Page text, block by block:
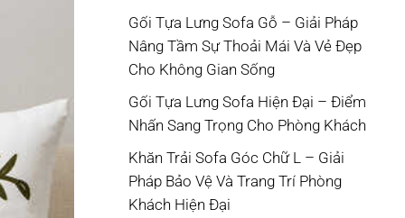
Gối Tựa Lưng Sofa Gỗ – Giải Pháp
Nâng Tầm Sự Thoải Mái Và Vẻ Đẹp
Cho Không Gian Sống
Gối Tựa Lưng Sofa Hiện Đại – Điểm
Nhấn Sang Trọng Cho Phòng Khách
Khăn Trải Sofa Góc Chữ L – Giải
Pháp Bảo Vệ Và Trang Trí Phòng
Khách Hiện Đại